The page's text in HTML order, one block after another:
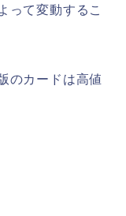
って変動するこ
のカードは高値